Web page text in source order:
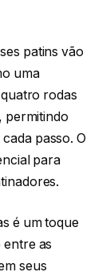
patins vão
uma
rodas
permitindo
passo. O
para
é um toque
as
seus